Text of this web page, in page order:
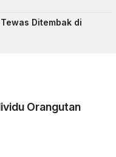
Ditembak di
Orangutan